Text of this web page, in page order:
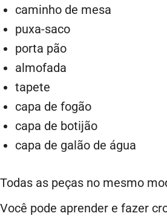
caminho de mesa
puxa-saco
porta pão
almofada
tapete
capa de fogão
capa de botijão
capa de galão de água
Todas as peças no mesmo
Você pode aprender e fazer